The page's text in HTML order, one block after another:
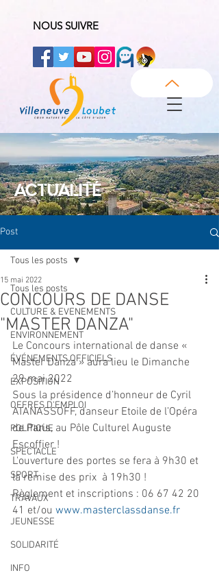
NOUS SUIVRE
ACTUALITÉ
Post
Tous les posts
CULTURE & EVENEMENTS
ENVIRONNEMENT
ÉVÉNEMENTS OFFICIELS
EXPOSITION
OFFRES D'EMPLOI
POLITIQUE
SPECTACLE
SPORT
TRAVAUX
JEUNESSE
SOLIDARITÉ
INFO
Tous les posts
CONCOURS DE DANSE
"MASTER DANZA"
15 mai 2022
Le Concours international de danse «
Master Danza » aura lieu le Dimanche
29 mai 2022
Sous la présidence d’honneur de Cyril
ATANASSOFF, danseur Etoile de l’Opéra
de Paris, au Pôle Culturel Auguste
Escoffier !
L'ouverture des portes se fera à 9h30 et
la remise des prix  à 19h30 !
Règlement et inscriptions : 06 67 42 20
41 et/ou www.masterclassdanse.fr